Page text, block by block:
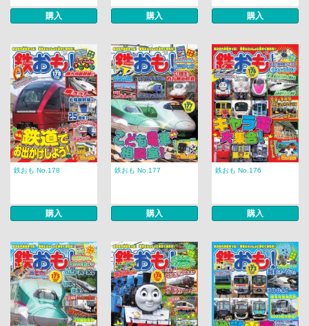
購入 購入 購入
鉄おも No.178
購入
鉄おも No.177
購入
鉄おも No.176
購入